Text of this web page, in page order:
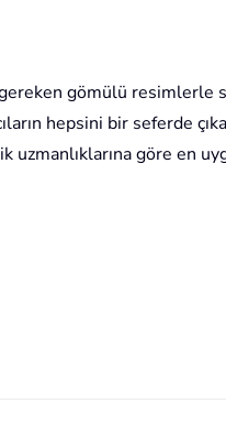
gömülü resimlerle
hepsini bir seferde
uzmanlıklarına göre en